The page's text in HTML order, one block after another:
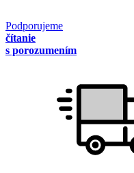
Podporujeme
čítanie
s porozumením